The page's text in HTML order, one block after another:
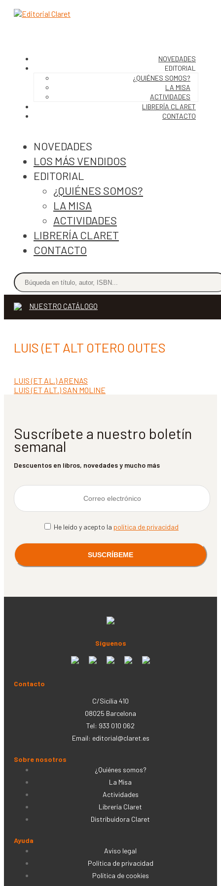
NOVEDADES
EDITORIAL
¿QUIÉNES SOMOS?
LA MISA
ACTIVIDADES
LIBRERÍA CLARET
CONTACTO
NOVEDADES
LOS MÁS VENDIDOS
EDITORIAL
¿QUIÉNES SOMOS?
LA MISA
ACTIVIDADES
LIBRERÍA CLARET
CONTACTO
NUESTRO CATÁLOGO
LUIS (ET ALT OTERO OUTES
Navegación
de
Anterior:
LUIS (ET AL.) ARENAS
Siguiente:
LUIS (ET ALT.) SAN MOLINE
Suscríbete a nuestro boletín
semanal
Descuentos en libros, novedades y mucho más
He leído y acepto la política de privacidad
Síguenos
Contacto
C/Sicília 410
08025 Barcelona
Tel: 933 010 062
Email: editorial@claret.es
Sobre nosotros
¿Quiénes somos?
La Misa
Actividades
Librería Claret
Distribuidora Claret
Ayuda
Aviso legal
Política de privacidad
Política de cookies